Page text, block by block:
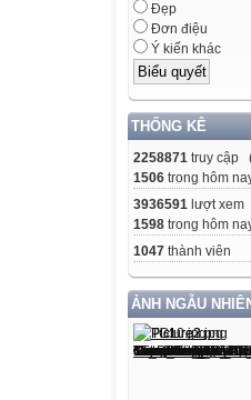
Đẹp
Đơn điệu
Ý kiến khác
THỐNG KÊ
2258871 truy cập
1506 trong hôm
3936591 lượt xem
1598 trong hôm
1047 thành viên
ẢNH NGẪU